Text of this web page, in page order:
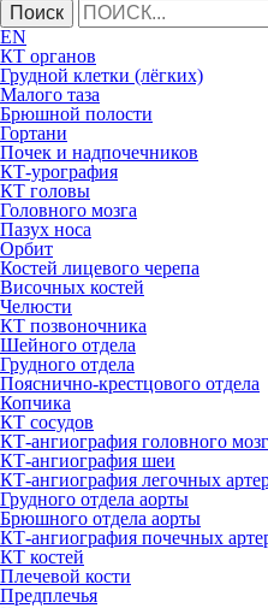
Поиск
EN
КТ органов
Грудной клетки (лёгких)
Малого таза
Брюшной полости
Гортани
Почек и надпочечников
КТ-урография
КТ головы
Головного мозга
Пазух носа
Орбит
Костей лицевого черепа
Височных костей
Челюсти
КТ позвоночника
Шейного отдела
Грудного отдела
Пояснично-крестцового отдела
Копчика
КТ сосудов
КТ-ангиография головного
КТ-ангиография шеи
КТ-ангиография легочных
Грудного отдела аорты
Брюшного отдела аорты
КТ-ангиография почечных
КТ костей
Плечевой кости
Предплечья